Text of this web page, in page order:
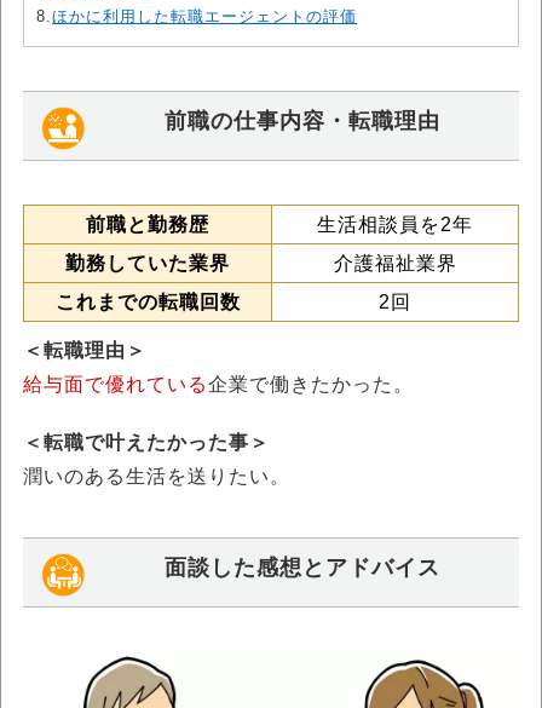
8.ほかに利用した転職エージェントの評価
前職の仕事内容・転職理由
前職と勤務歴
生活相談員を2年
勤務していた業界
介護福祉業界
これまでの転職回数
2回
＜転職理由＞
給与面で優れている企業で働きたかった。
＜転職で叶えたかった事＞
潤いのある生活を送りたい。
面談した感想とアドバイス